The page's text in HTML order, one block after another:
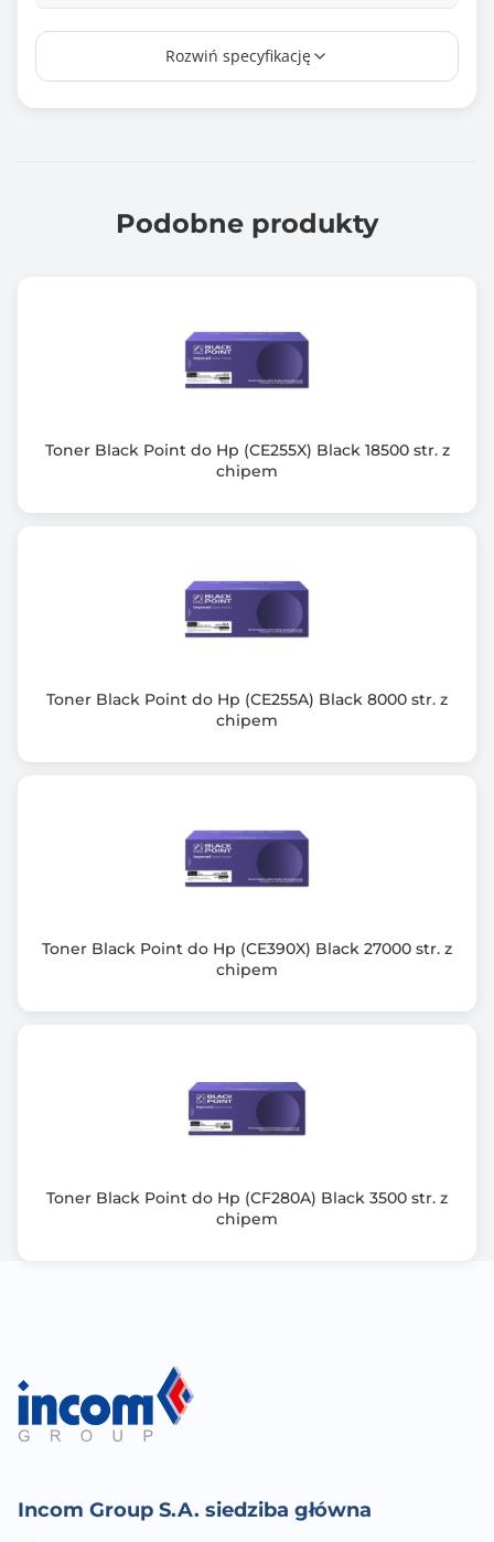
Wydajność*
Chip
HP LaserJet Pro: mfp m28a, mfp m28w, m15a, m15w
Rozwiń specyfikację
Podobne produkty
Toner Black Point do Hp (CE255X) Black 18500 str. z
chipem
Toner Black Point do Hp (CE255A) Black 8000 str. z
chipem
Toner Black Point do Hp (CE390X) Black 27000 str. z
chipem
Toner Black Point do Hp (CF280A) Black 3500 str. z
chipem
Incom Group S.A. siedziba główna